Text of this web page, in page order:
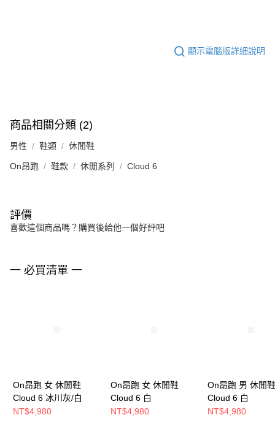
顯示電腦版詳細說明
商品相關分類 (2)
男性 鞋類 休閒鞋
On昂跑 鞋款 休閒系列 Cloud 6
評價
喜歡這個商品嗎？購買後給他一個好評吧
一 必買清單 一
On昂跑 女 休閒鞋
Cloud 6 冰川灰/白
NT$4,980
On昂跑 女 休閒鞋
Cloud 6 白
NT$4,980
On昂跑 男 休閒鞋
Cloud 6 白
NT$4,980